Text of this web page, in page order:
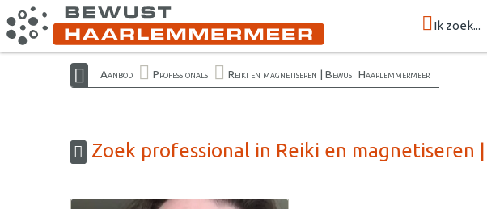
Ik zoek...
Aanbod Professionals Reiki en magnetiseren | Bewust Haarlemmermeer
Zoek professional in Reiki en magnetiseren